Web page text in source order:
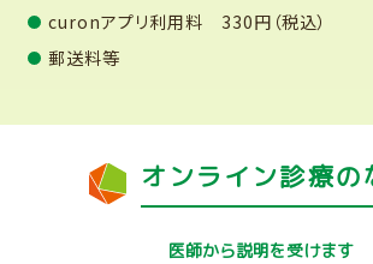
curonアプリ利用料 330円（税込）
郵送料等
オンライン診療の
医師から説明を受けます